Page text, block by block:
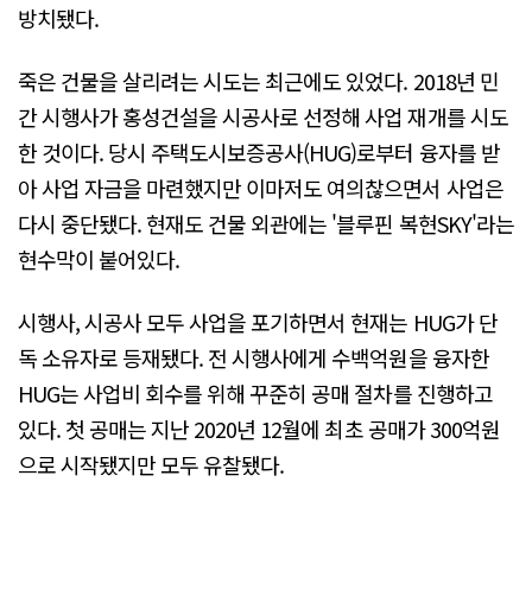
방치됐다.
죽은 건물을 살리려는 시도는 최근에도 있었다. 2018년 민
간 시행사가 홍성건설을 시공사로 선정해 사업 재개를 시도
한 것이다. 당시 주택도시보증공사(HUG)로부터 융자를 받
아 사업 자금을 마련했지만 이마저도 여의찮으면서 사업은
다시 중단됐다. 현재도 건물 외관에는 '블루핀 복현SKY'라는
현수막이 붙어있다.
시행사, 시공사 모두 사업을 포기하면서 현재는 HUG가 단
독 소유자로 등재됐다. 전 시행사에게 수백억원을 융자한
HUG는 사업비 회수를 위해 꾸준히 공매 절차를 진행하고
있다. 첫 공매는 지난 2020년 12월에 최초 공매가 300억원
으로 시작됐지만 모두 유찰됐다.